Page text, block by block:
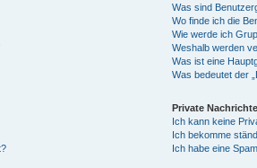
Was sind
Wo finde ich die
Wie werde ich
Weshalb werden
Was ist eine
Was bedeutet der
Private
Ich kann keine
Ich bekomme
Ich habe eine